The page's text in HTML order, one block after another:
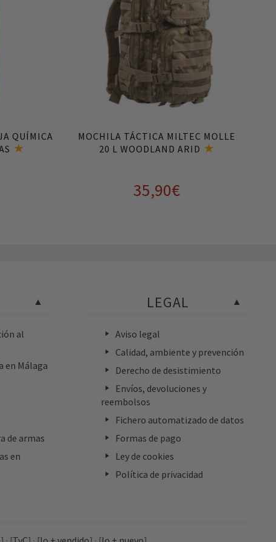
QUÍMICA
MOCHILA TÁCTICA MILTEC MOLLE
20 L WOODLAND ARID
35,90€
al
en Málaga
de armas
en
LEGAL
Aviso legal
Calidad, ambiente y prevención
Derecho de desistimiento
Envíos, devoluciones y
reembolsos
Fichero automatizado de datos
Formas de pago
Ley de cookies
Política de privacidad